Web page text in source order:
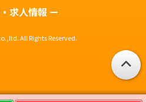
求人情報
All Rights Reserved.